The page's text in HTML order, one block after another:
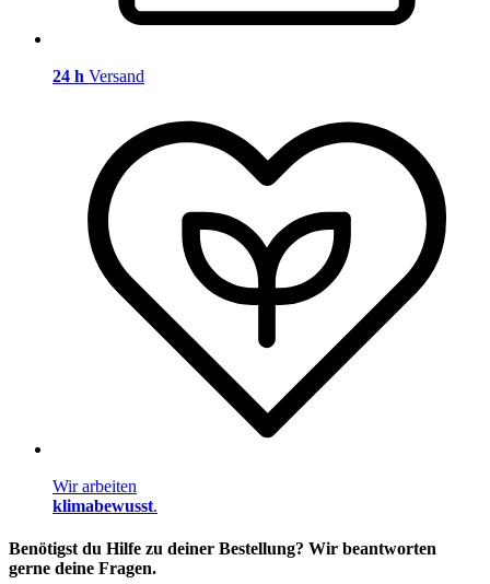
24 h Versand
Wir arbeiten
klimabewusst.
Benötigst du Hilfe zu deiner Bestellung? Wir beantworten
gerne deine Fragen.